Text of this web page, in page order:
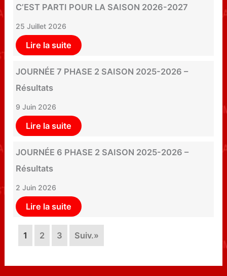
C’EST PARTI POUR LA SAISON 2026-2027
25 Juillet 2026
Lire la suite
JOURNÉE 7 PHASE 2 SAISON 2025-2026 –
Résultats
9 Juin 2026
Lire la suite
JOURNÉE 6 PHASE 2 SAISON 2025-2026 –
Résultats
2 Juin 2026
Lire la suite
1 2 3 Suiv.»